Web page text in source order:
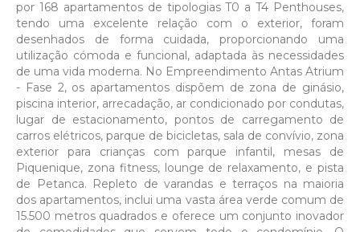
por 168 apartamentos de tipologias T0 a T4 Penthouses,
tendo uma excelente relação com o exterior, foram
desenhados de forma cuidada, proporcionando uma
utilização cómoda e funcional, adaptada às necessidades
de uma vida moderna. No Empreendimento Antas Atrium
- Fase 2, os apartamentos dispõem de zona de ginásio,
piscina interior, arrecadação, ar condicionado por condutas,
lugar de estacionamento, pontos de carregamento de
carros elétricos, parque de bicicletas, sala de convívio, zona
exterior para crianças com parque infantil, mesas de
Piquenique, zona fitness, lounge de relaxamento, e pista
de Petanca. Repleto de varandas e terraços na maioria
dos apartamentos, inclui uma vasta área verde comum de
15.500 metros quadrados e oferece um conjunto inovador